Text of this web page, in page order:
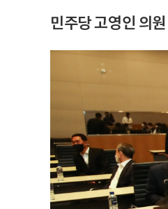
민주당 고영인 의원